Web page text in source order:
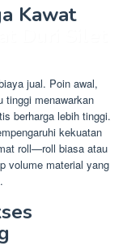
Kawat
jual. Poin awal,
tinggi menawarkan
berharga lebih tinggi.
kekuatan
roll—roll biasa atau
volume material yang